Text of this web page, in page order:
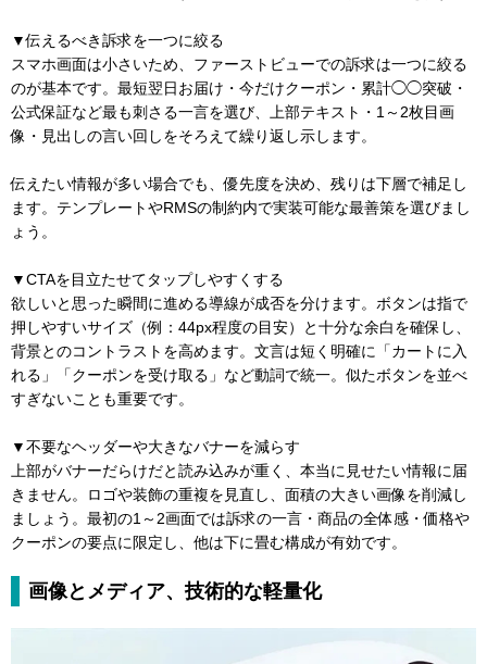
▼伝えるべき訴求を一つに絞る
スマホ画面は小さいため、ファーストビューでの訴求は一つに絞る
のが基本です。最短翌日お届け・今だけクーポン・累計◯◯突破・
公式保証など最も刺さる一言を選び、上部テキスト・1～2枚目画
像・見出しの言い回しをそろえて繰り返し示します。
伝えたい情報が多い場合でも、優先度を決め、残りは下層で補足し
ます。テンプレートやRMSの制約内で実装可能な最善策を選びまし
ょう。
▼CTAを目立たせてタップしやすくする
欲しいと思った瞬間に進める導線が成否を分けます。ボタンは指で
押しやすいサイズ（例：44px程度の目安）と十分な余白を確保し、
背景とのコントラストを高めます。文言は短く明確に「カートに入
れる」「クーポンを受け取る」など動詞で統一。似たボタンを並べ
すぎないことも重要です。
▼不要なヘッダーや大きなバナーを減らす
上部がバナーだらけだと読み込みが重く、本当に見せたい情報に届
きません。ロゴや装飾の重複を見直し、面積の大きい画像を削減し
ましょう。最初の1～2画面では訴求の一言・商品の全体感・価格や
クーポンの要点に限定し、他は下に畳む構成が有効です。
画像とメディア、技術的な軽量化